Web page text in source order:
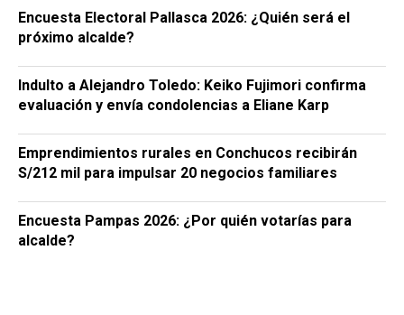
Encuesta Electoral Pallasca 2026: ¿Quién será el
próximo alcalde?
Indulto a Alejandro Toledo: Keiko Fujimori confirma
evaluación y envía condolencias a Eliane Karp
Emprendimientos rurales en Conchucos recibirán
S/212 mil para impulsar 20 negocios familiares
Encuesta Pampas 2026: ¿Por quién votarías para
alcalde?